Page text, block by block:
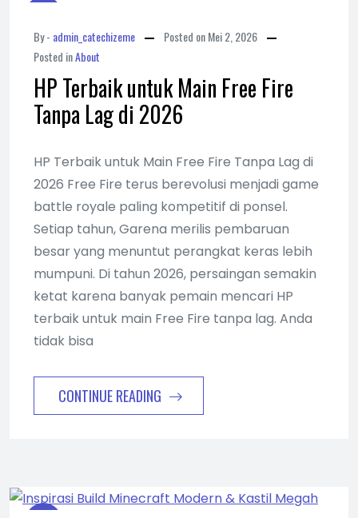
By - admin_catechizeme Posted onMei 2, 2026
Posted inAbout
HP Terbaik untuk Main Free Fire
Tanpa Lag di 2026
HP Terbaik untuk Main Free Fire Tanpa Lag di
2026 Free Fire terus berevolusi menjadi game
battle royale paling kompetitif di ponsel.
Setiap tahun, Garena merilis pembaruan
besar yang menuntut perangkat keras lebih
mumpuni. Di tahun 2026, persaingan semakin
ketat karena banyak pemain mencari HP
terbaik untuk main Free Fire tanpa lag. Anda
tidak bisa
CONTINUE READING